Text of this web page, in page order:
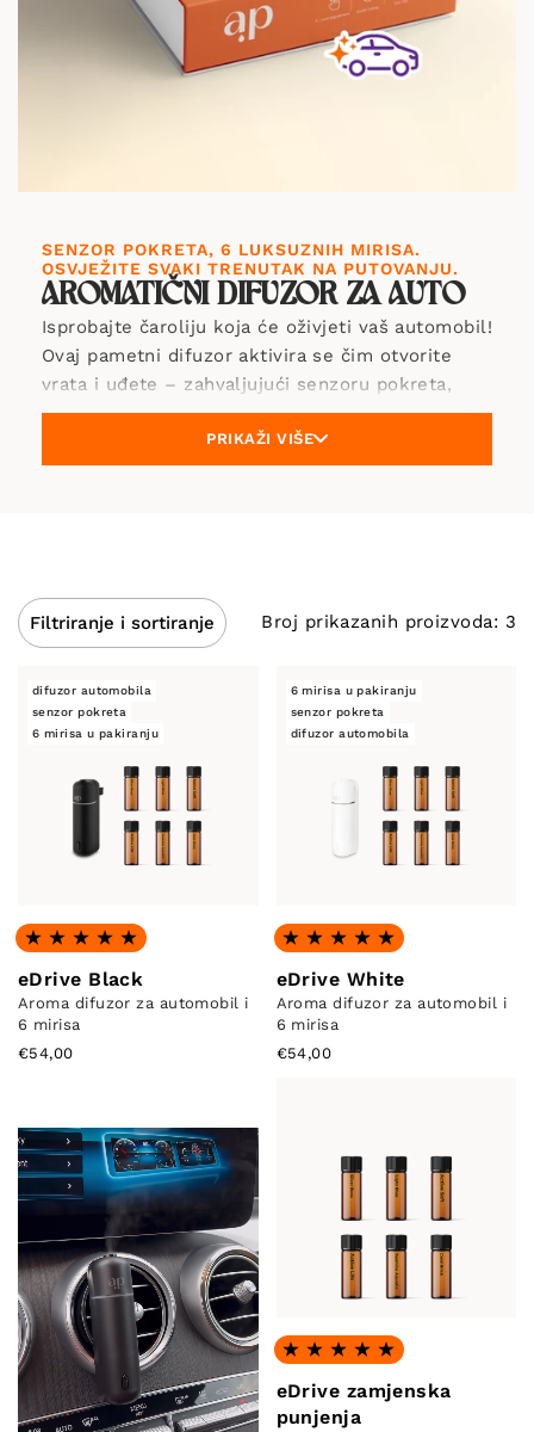
SENZOR POKRETA, 6 LUKSUZNIH MIRISA.
OSVJEŽITE SVAKI TRENUTAK NA PUTOVANJU.
AROMATIČNI DIFUZOR ZA AUTO
Isprobajte čaroliju koja će oživjeti vaš automobil!
Ovaj pametni difuzor aktivira se čim otvorite
vrata i uđete – zahvaljujući senzoru pokreta,
odmah će vas obaviti svježim mirisom već pri
prvoj vožnji. Ima dvije razine intenziteta, tako da
možete prilagoditi jačinu mirisa prema svom
luksuznih aroma ulja nadahnutih svjetski
poznatim parfemima, koja će vaš interijer
se miris svidi, lako možete kupiti zamjensko
pakiranje!
PRIKAŽI VIŠE
Filtriranje i sortiranje Broj prikazanih proizvoda: 3
difuzor automobila
senzor pokreta
6 mirisa u pakiranju
Ocjena: 4.91 od 5
eDrive Black
Aroma difuzor za automobil i
6 mirisa
€54,00
6 mirisa u pakiranju
senzor pokreta
difuzor automobila
Ocjena: 4.93 od 5
eDrive White
Aroma difuzor za automobil i
6 mirisa
€54,00
Ocjena: 4.96 od 5
eDrive zamjenska
punjenja